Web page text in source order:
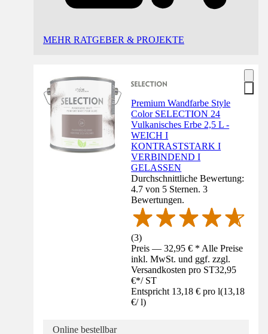
MEHR RATGEBER & PROJEKTE
Premium Wandfarbe Style
Color SELECTION 24
Vulkanisches Erbe 2,5 L -
WEICH I
KONTRASTSTARK I
VERBINDEND I
GELASSEN
Durchschnittliche Bewertung:
4.7 von 5 Sternen. 3
Bewertungen.
(3)
Preis — 32,95 € * Alle Preise
inkl. MwSt. und ggf. zzgl.
Versandkosten pro ST32,95
€*/ ST
Entspricht 13,18 € pro l(13,18
€/ l)
Online bestellbar